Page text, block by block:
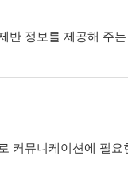
반 정보를 제공해 주
커뮤니케이션에 필